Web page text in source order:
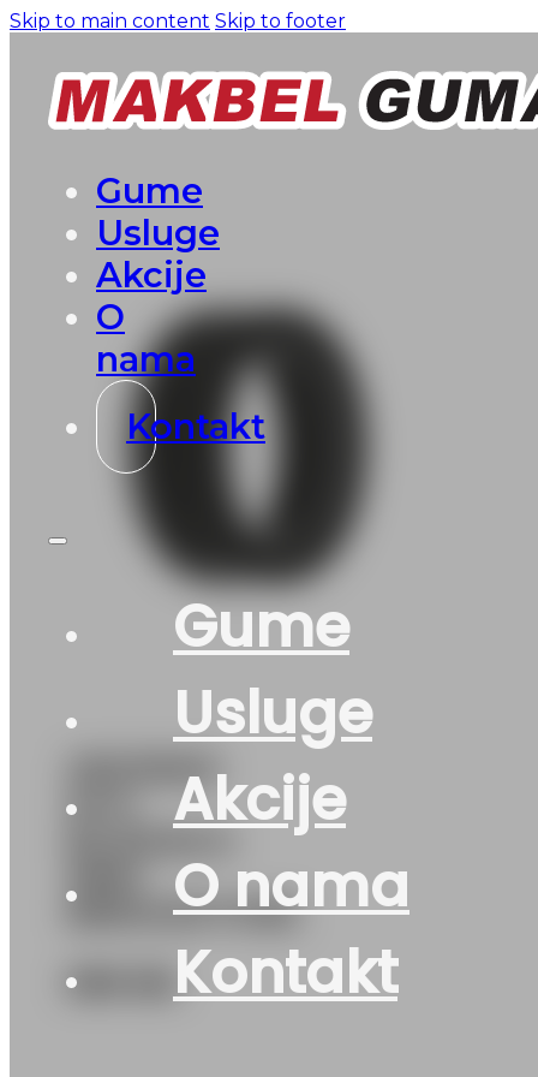
Skip to main content Skip to footer
Gume
Usluge
Akcije
O
nama
Kontakt
Gume
Usluge
Akcije
O nama
Kontakt
255/35R21
M+S
BRIDGESTONE
589